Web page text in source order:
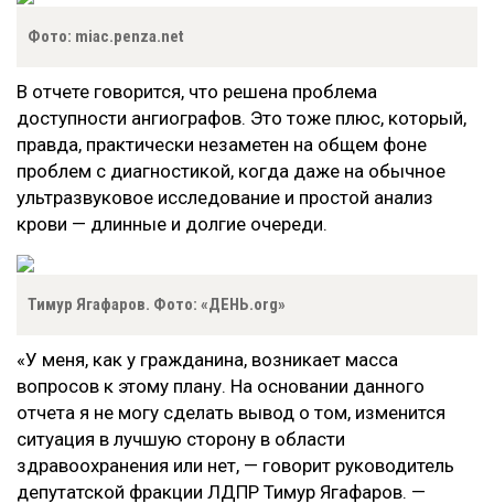
Фото: miac.penza.net
В отчете говорится, что решена проблема
доступности ангиографов. Это тоже плюс, который,
правда, практически незаметен на общем фоне
проблем с диагностикой, когда даже на обычное
ультразвуковое исследование и простой анализ
крови — длинные и долгие очереди.
Тимур Ягафаров. Фото: «ДЕНЬ.org»
«У меня, как у гражданина, возникает масса
вопросов к этому плану. На основании данного
отчета я не могу сделать вывод о том, изменится
ситуация в лучшую сторону в области
здравоохранения или нет, — говорит руководитель
депутатской фракции ЛДПР Тимур Ягафаров. —